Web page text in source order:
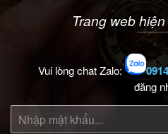
Trang web
Vui lòng chat Zalo:
đăng